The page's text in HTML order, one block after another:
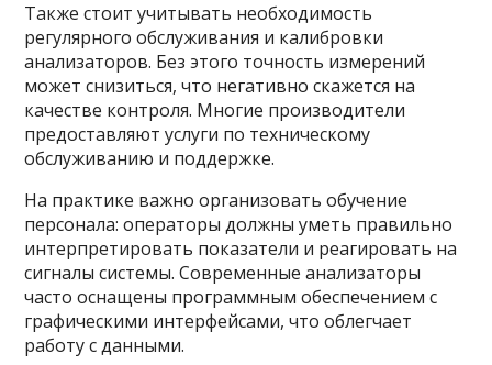
Также стоит учитывать необходимость
регулярного обслуживания и калибровки
анализаторов. Без этого точность измерений
может снизиться, что негативно скажется на
качестве контроля. Многие производители
предоставляют услуги по техническому
обслуживанию и поддержке.
На практике важно организовать обучение
персонала: операторы должны уметь правильно
интерпретировать показатели и реагировать на
сигналы системы. Современные анализаторы
часто оснащены программным обеспечением с
графическими интерфейсами, что облегчает
работу с данными.